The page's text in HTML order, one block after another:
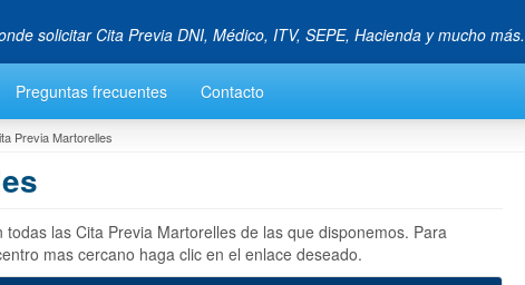
solicitar Cita Previa DNI, Médico, ITV, SEPE, Hacienda y mucho más.
Preguntas frecuentes Contacto
Previa Martorelles
las Cita Previa Martorelles de las que disponemos. Para
mas cercano haga clic en el enlace deseado.